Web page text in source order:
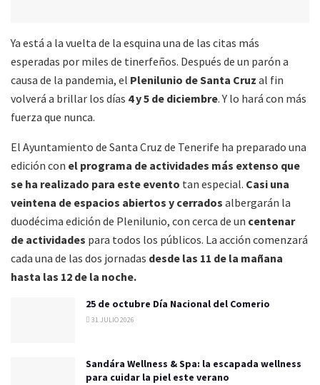
Ya está a la vuelta de la esquina una de las citas más
esperadas por miles de tinerfeños. Después de un parón a
causa de la pandemia, el Plenilunio de Santa Cruz al fin
volverá a brillar los días 4 y 5 de diciembre. Y lo hará con más
fuerza que nunca.
El Ayuntamiento de Santa Cruz de Tenerife ha preparado una
edición con el programa de actividades más extenso que
se ha realizado para este evento tan especial. Casi una
veintena de espacios abiertos y cerrados albergarán la
duodécima edición de Plenilunio, con cerca de un centenar
de actividades para todos los públicos. La acción comenzará
cada una de las dos jornadas desde las 11 de la mañana
hasta las 12 de la noche.
25 de octubre Día Nacional del Comerio
31 JULIO 2026
Sandára Wellness & Spa: la escapada wellness
para cuidar la piel este verano